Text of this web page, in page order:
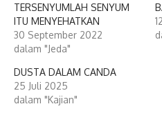
TERSENYUMLAH SENYUM
ITU MENYEHATKAN
30 September 2022
dalam "Jeda"
DUSTA DALAM CANDA
25 Juli 2025
dalam "Kajian"